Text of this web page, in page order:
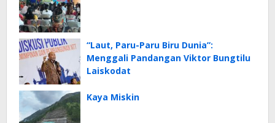
“Laut, Paru-Paru Biru Dunia”:
Menggali Pandangan Viktor Bungtilu
Laiskodat
Kaya Miskin